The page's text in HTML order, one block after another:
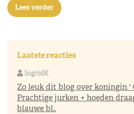
Lees verder
Laatste reacties
IngridK
Zo leuk dit blog over koningin '
Prachtige jurken + hoeden
blauwe bl..